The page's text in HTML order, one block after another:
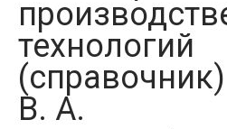
технологий
В. А.